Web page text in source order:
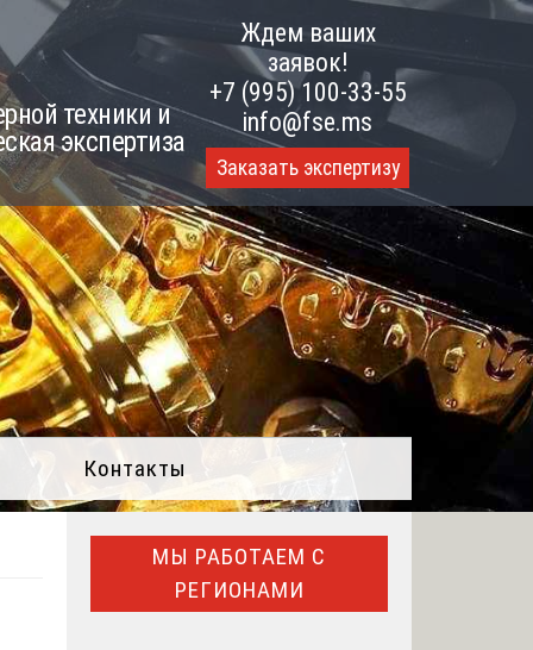
техники и
экспертиза
Ждем ваших
заявок!
+7 (995) 100-33-55
info@fse.ms
Заказать экспертизу
Контакты
МЫ РАБОТАЕМ С
РЕГИОНАМИ